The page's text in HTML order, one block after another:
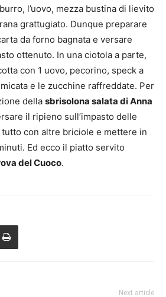
l’uovo, mezza bustina di lievito
grattugiato. Dunque preparare
da forno bagnata e versare
ottenuto. In una ciotola a parte,
con 1 uovo, pecorino, speck a
e le zucchine raffreddate. Per
della sbrisolona salata di Anna
il ripieno sull’impasto delle
con altre briciole e mettere in
Ed ecco il piatto servito
del Cuoco.
Next article